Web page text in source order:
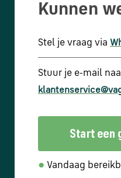
Kunnen
Stel je vraag via
Stuur je e-mail
● Vandaag